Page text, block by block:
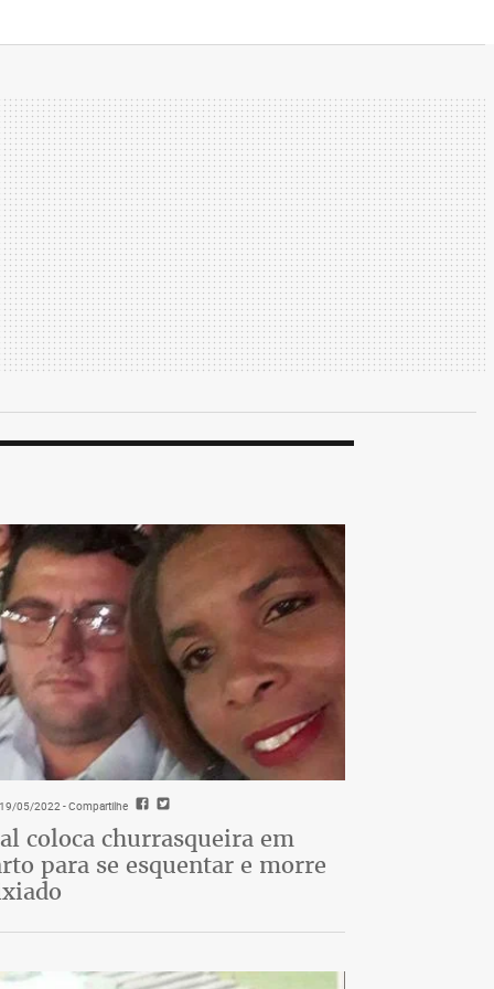
05/2022- Compartilhe
coloca churrasqueira em
para se esquentar e morre